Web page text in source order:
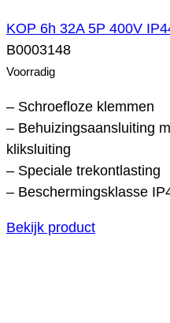
KOP 6h 32A 5P 400V
B0003148
Voorradig
– Schroefloze klemmen
– Behuizingsaansluiting
kliksluiting
– Speciale trekontlasting
– Beschermingsklasse
Bekijk product